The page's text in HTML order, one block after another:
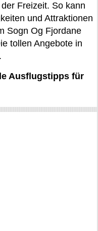
Freizeit. So kann
und Attraktionen
Sogn Og Fjordane
tollen Angebote in
Ausflugstipps für